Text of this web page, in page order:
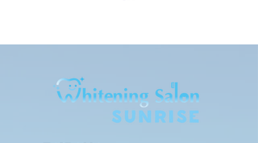
お客様の声